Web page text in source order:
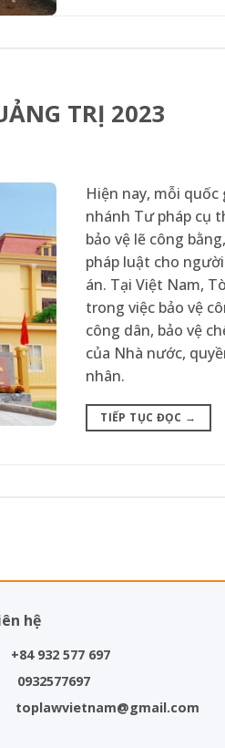
TRỊ 2023
Hiện nay, mỗi
nhánh Tư pháp cụ
bảo vệ lẽ công
pháp luật cho
án. Tại Việt Nam,
trong việc bảo vệ
công dân, bảo vệ
của Nhà nước,
nhân.
TIẾP TỤC ĐỌC →
hệ
932 577 697